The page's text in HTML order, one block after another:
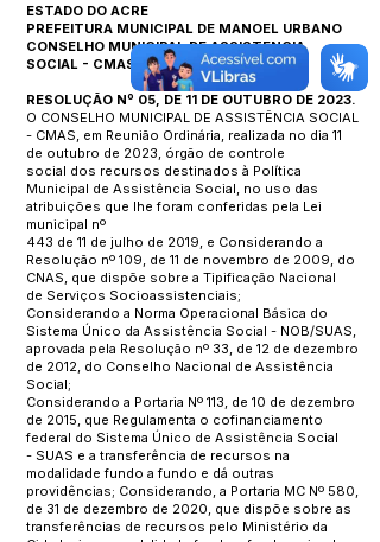
ESTADO DO ACRE
PREFEITURA MUNICIPAL DE MANOEL URBANO
CONSELHO MUNICIPAL DE ASSISTENCIA
SOCIAL - CMAS
RESOLUÇÃO Nº 05, DE 11 DE OUTUBRO DE 2023.
O CONSELHO MUNICIPAL DE ASSISTÊNCIA SOCIAL
- CMAS, em Reunião Ordinária, realizada no dia 11
de outubro de 2023, órgão de controle
social dos recursos destinados à Política
Municipal de Assistência Social, no uso das
atribuições que lhe foram conferidas pela Lei
municipal nº
443 de 11 de julho de 2019, e Considerando a
Resolução nº 109, de 11 de novembro de 2009, do
CNAS, que dispõe sobre a Tipificação Nacional
de Serviços Socioassistenciais;
Considerando a Norma Operacional Básica do
Sistema Único da Assistência Social - NOB/SUAS,
aprovada pela Resolução nº 33, de 12 de dezembro
de 2012, do Conselho Nacional de Assistência
Social;
Considerando a Portaria Nº 113, de 10 de dezembro
de 2015, que Regulamenta o cofinanciamento
federal do Sistema Único de Assistência Social
- SUAS e a transferência de recursos na
modalidade fundo a fundo e dá outras
providências; Considerando, a Portaria MC Nº 580,
de 31 de dezembro de 2020, que dispõe sobre as
transferências de recursos pelo Ministério da